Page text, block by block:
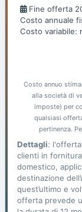
Fine
offerta
Fine offerta
Costo annuale
Costo variabile:
Costo annuo
alla società di
imposte) per
qualsiasi
pertinenza.
Dettagli:
clienti in
domestico,
destinazione
quest’ultimo e
offerta prevede